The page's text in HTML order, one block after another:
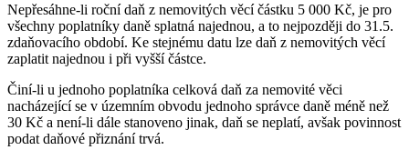
Nepřesáhne-li roční daň z nemovitých věcí částku 5 000 Kč, je pro
všechny poplatníky daně splatná najednou, a to nejpozději do 31.5.
zdaňovacího období. Ke stejnému datu lze daň z nemovitých věcí
zaplatit najednou i při vyšší částce.
Činí-li u jednoho poplatníka celková daň za nemovité věci
nacházející se v územním obvodu jednoho správce daně méně než
30 Kč a není-li dále stanoveno jinak, daň se neplatí, avšak povinnost
podat daňové přiznání trvá.